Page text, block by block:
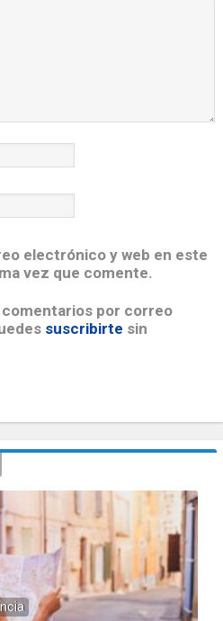
expressfrancais.com/frances-
electrónico y web en este
vez que comente.
por correo
suscribirte sin